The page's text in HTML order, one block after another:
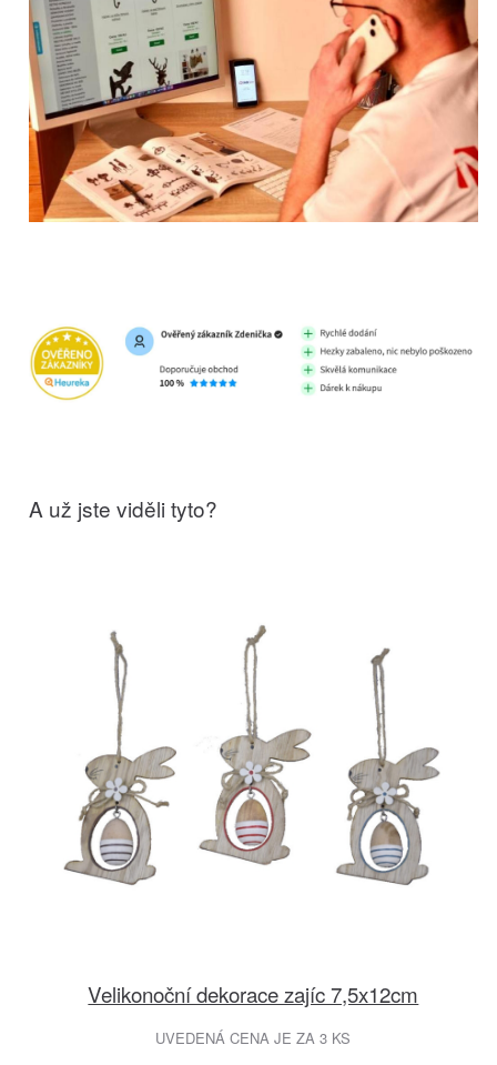
A už jste viděli tyto?
Velikonoční dekorace zajíc 7,5x12cm
UVEDENÁ CENA JE ZA 3 KS